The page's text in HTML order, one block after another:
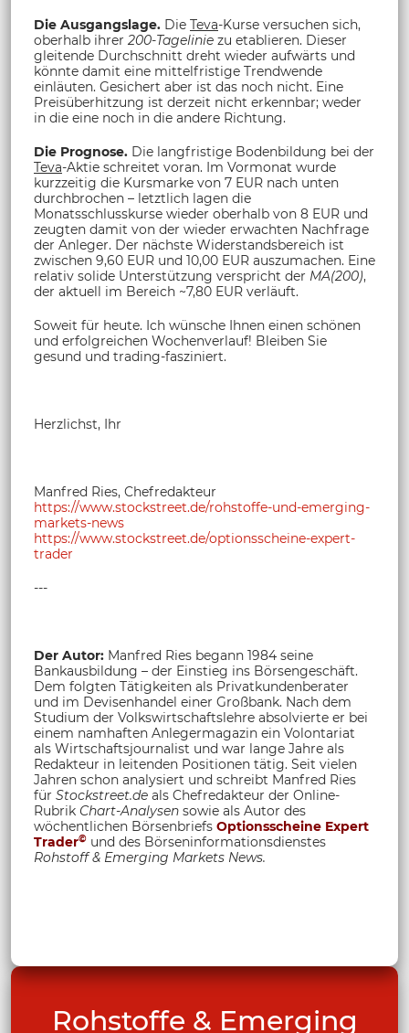
Die Ausgangslage. Die Teva-Kurse versuchen sich,
oberhalb ihrer 200-Tagelinie zu etablieren. Dieser
gleitende Durchschnitt dreht wieder aufwärts und
könnte damit eine mittelfristige Trendwende
einläuten. Gesichert aber ist das noch nicht. Eine
Preisüberhitzung ist derzeit nicht erkennbar; weder
in die eine noch in die andere Richtung.
Die Prognose. Die langfristige Bodenbildung bei der
Teva-Aktie schreitet voran. Im Vormonat wurde
kurzzeitig die Kursmarke von 7 EUR nach unten
durchbrochen – letztlich lagen die
Monatsschlusskurse wieder oberhalb von 8 EUR und
zeugten damit von der wieder erwachten Nachfrage
der Anleger. Der nächste Widerstandsbereich ist
zwischen 9,60 EUR und 10,00 EUR auszumachen. Eine
relativ solide Unterstützung verspricht der MA(200),
der aktuell im Bereich ~7,80 EUR verläuft.
Soweit für heute. Ich wünsche Ihnen einen schönen
und erfolgreichen Wochenverlauf! Bleiben Sie
gesund und trading-fasziniert.
Herzlichst, Ihr
Manfred Ries, Chefredakteur
https://www.stockstreet.de/rohstoffe-und-emerging-
markets-news
https://www.stockstreet.de/optionsscheine-expert-
trader
---
Der Autor: Manfred Ries begann 1984 seine
Bankausbildung – der Einstieg ins Börsengeschäft.
Dem folgten Tätigkeiten als Privatkundenberater
und im Devisenhandel einer Großbank. Nach dem
Studium der Volkswirtschaftslehre absolvierte er bei
einem namhaften Anlegermagazin ein Volontariat
als Wirtschaftsjournalist und war lange Jahre als
Redakteur in leitenden Positionen tätig. Seit vielen
Jahren schon analysiert und schreibt Manfred Ries
für Stockstreet.de als Chefredakteur der Online-
Rubrik Chart-Analysen sowie als Autor des
wöchentlichen Börsenbriefs Optionsscheine Expert
Trader© und des Börseninformationsdienstes
Rohstoff & Emerging Markets News.
Rohstoffe & Emerging